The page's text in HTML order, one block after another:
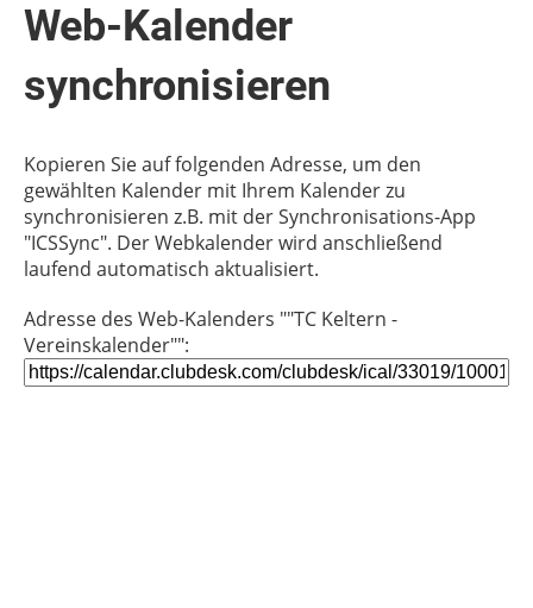
Web-Kalender
synchronisieren
Kopieren Sie auf folgenden Adresse, um den
gewählten Kalender mit Ihrem Kalender zu
synchronisieren z.B. mit der Synchronisations-App
"ICSSync". Der Webkalender wird anschließend
laufend automatisch aktualisiert.
Adresse des Web-Kalenders ""TC Keltern -
Vereinskalender"":